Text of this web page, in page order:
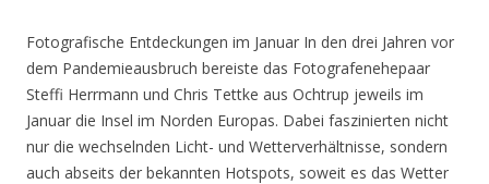
Fotografische Entdeckungen im Januar In den drei Jahren vor
dem Pandemieausbruch bereiste das Fotografenehepaar
Steffi Herrmann und Chris Tettke aus Ochtrup jeweils im
Januar die Insel im Norden Europas. Dabei faszinierten nicht
nur die wechselnden Licht- und Wetterverhältnisse, sondern
auch abseits der bekannten Hotspots, soweit es das Wetter